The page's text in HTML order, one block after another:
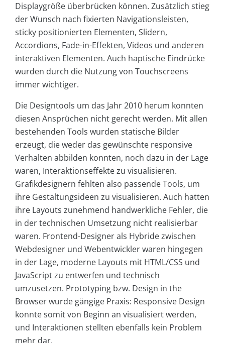
Displaygröße überbrücken können. Zusätzlich stieg
der Wunsch nach fixierten Navigationsleisten,
sticky positionierten Elementen, Slidern,
Accordions, Fade-in-Effekten, Videos und anderen
interaktiven Elementen. Auch haptische Eindrücke
wurden durch die Nutzung von Touchscreens
immer wichtiger.
Die Designtools um das Jahr 2010 herum konnten
diesen Ansprüchen nicht gerecht werden. Mit allen
bestehenden Tools wurden statische Bilder
erzeugt, die weder das gewünschte responsive
Verhalten abbilden konnten, noch dazu in der Lage
waren, Interaktionseffekte zu visualisieren.
Grafikdesignern fehlten also passende Tools, um
ihre Gestaltungsideen zu visualisieren. Auch hatten
ihre Layouts zunehmend handwerkliche Fehler, die
in der technischen Umsetzung nicht realisierbar
waren. Frontend-Designer als Hybride zwischen
Webdesigner und Webentwickler waren hingegen
in der Lage, moderne Layouts mit HTML/CSS und
JavaScript zu entwerfen und technisch
umzusetzen. Prototyping bzw. Design in the
Browser wurde gängige Praxis: Responsive Design
konnte somit von Beginn an visualisiert werden,
und Interaktionen stellten ebenfalls kein Problem
mehr dar.